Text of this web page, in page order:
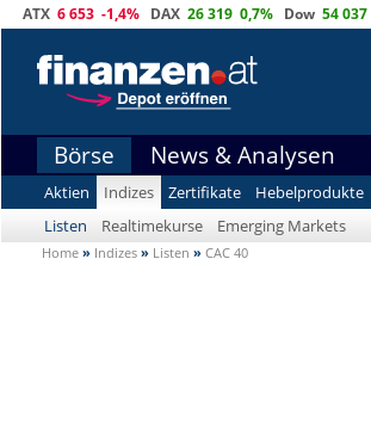
ATX 6 653 -1,4% DAX 26 319 0,7% Dow 54 037
Börse News & Analysen
Aktien Indizes Zertifikate Hebelprodukte
Listen
Realtimekurse Emerging Markets
Home » Indizes » Listen » CAC 40